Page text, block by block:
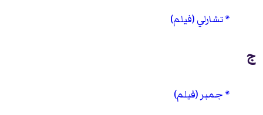
تشارلي (فيلم)
ج
جمبر (فيلم)